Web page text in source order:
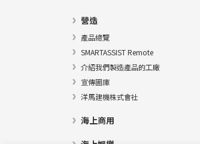
營造
產品總覽
SMARTASSIST Remote
介紹我們製造產品的工廠
宣傳圖庫
洋馬建機株式會社
海上商用